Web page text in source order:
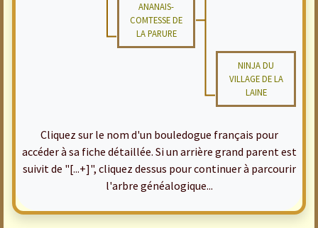
ANANAIS-
COMTESSE DE
LA PARURE
NINJA DU
VILLAGE DE LA
LAINE
Cliquez sur le nom d'un bouledogue français pour
accéder à sa fiche détaillée. Si un arrière grand parent est
suivit de "[...+]", cliquez dessus pour continuer à parcourir
l'arbre généalogique...